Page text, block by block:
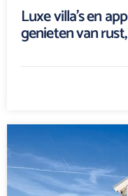
Luxe villa’s en
genieten van